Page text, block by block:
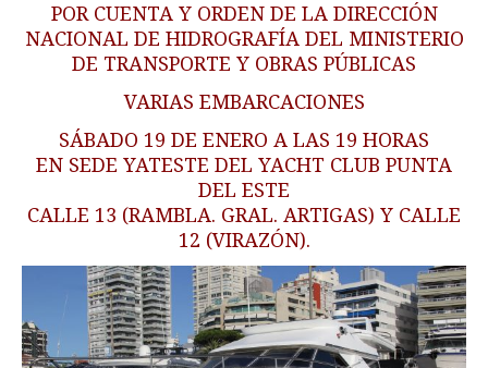
POR CUENTA Y ORDEN DE LA DIRECCIÓN
NACIONAL DE HIDROGRAFÍA DEL MINISTERIO
DE TRANSPORTE Y OBRAS PÚBLICAS
VARIAS EMBARCACIONES
SÁBADO 19 DE ENERO A LAS 19 HORAS
EN SEDE YATESTE DEL YACHT CLUB PUNTA
DEL ESTE
CALLE 13 (RAMBLA. GRAL. ARTIGAS) Y CALLE
12 (VIRAZÓN).